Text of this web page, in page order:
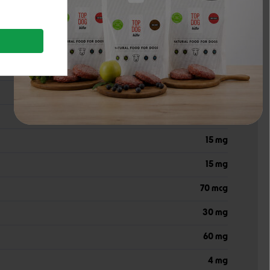
16000 TV
1200 TV
15 mg
15 mg
70 mcg
30 mg
60 mg
4 mg